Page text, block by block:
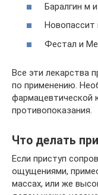
Баралгин м
Новопассит
Фестал и
Все эти лекарства
по применению.
фармацевтической
противопоказания.
Что делать
Если приступ
ощущениями,
массах, или же